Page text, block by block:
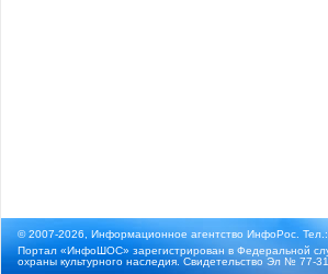
© 2007-2026, Информационное агентство ИнфоРос.
Портал «ИнфоШОС» зарегистрирован в Федеральной
охраны культурного наследия. Свидетельство Эл № 77-